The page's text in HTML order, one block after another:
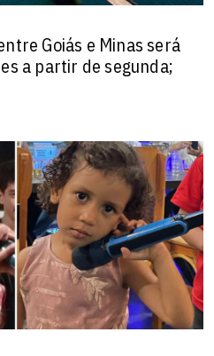
Goiás e Minas será
a partir de segunda;